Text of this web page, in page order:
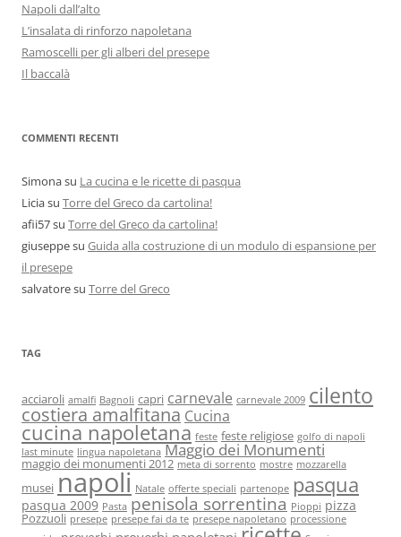
Napoli dall’alto
L’insalata di rinforzo napoletana
Ramoscelli per gli alberi del presepe
Il baccalà
COMMENTI RECENTI
Simonasu La cucina e le ricette di pasqua
Liciasu Torre del Greco da cartolina!
afii57su Torre del Greco da cartolina!
giuseppesu Guida alla costruzione di un modulo di espansione per
il presepe
salvatoresu Torre del Greco
TAG
acciaroli amalfi Bagnoli capri carnevale carnevale 2009 cilento
costiera amalfitana Cucina
cucina napoletana feste feste religiose golfo di napoli
last minute lingua napoletana Maggio dei Monumenti
maggio dei monumenti 2012 meta di sorrento mostre mozzarella
musei napoli Natale offerte speciali partenope pasqua
pasqua 2009 Pasta penisola sorrentina Pioppi pizza
Pozzuoli presepe presepe fai da te presepe napoletano processione